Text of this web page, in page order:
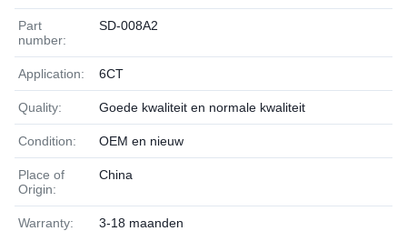
Part
number:
SD-008A2
Application: 6CT
Quality: Goede kwaliteit en normale kwaliteit
Condition: OEM en nieuw
Place of
Origin:
China
Warranty: 3-18 maanden